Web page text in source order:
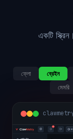
একটি
ফ্লো ব্রেইন
মেমরি